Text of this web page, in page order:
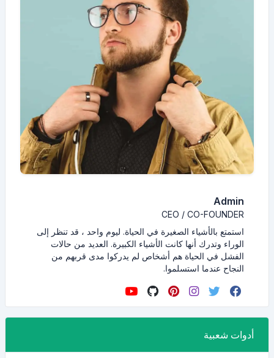
Admin
CEO / CO-FOUNDER
استمتع بالأشياء الصغيرة في الحياة. ليوم واحد ، قد تنظر إلى
الوراء وتدرك أنها كانت الأشياء الكبيرة. العديد من حالات
الفشل في الحياة هم أشخاص لم يدركوا مدى قربهم من
النجاح عندما استسلموا.
أدوات شعبية